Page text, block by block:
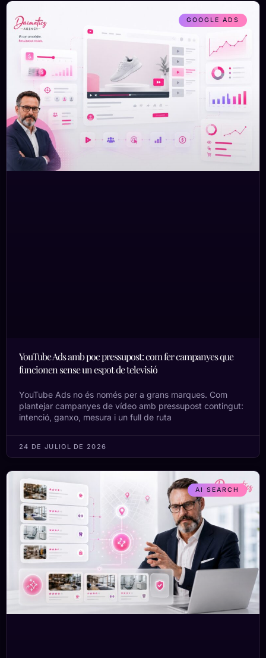
GOOGLE ADS
YouTube Ads amb poc pressupost: com fer campanyes que
funcionen sense un espot de televisió
YouTube Ads no és només per a grans marques. Com
plantejar campanyes de vídeo amb pressupost contingut:
intenció, ganxo, mesura i un full de ruta
24 DE JULIOL DE 2026
AI SEARCH